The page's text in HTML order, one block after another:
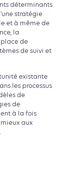
déterminants
stratégie
et à même de
la
place de
de suivi et
existante
les processus
de
de
à la fois
aux